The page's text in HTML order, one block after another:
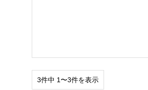
3件中 1〜3件を表示